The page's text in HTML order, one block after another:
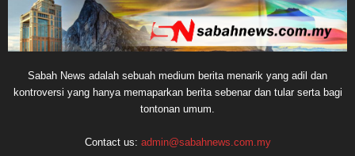
Sabah News adalah sebuah medium berita menarik yang adil dan
kontroversi yang hanya memaparkan berita sebenar dan tular serta bagi
tontonan umum.
Contact us: admin@sabahnews.com.my